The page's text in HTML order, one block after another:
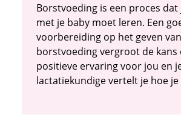
Borstvoeding is een proces dat
met je baby moet leren. Een
voorbereiding op het geven van
borstvoeding vergroot de kans
positieve ervaring voor jou en
lactatiekundige vertelt je hoe